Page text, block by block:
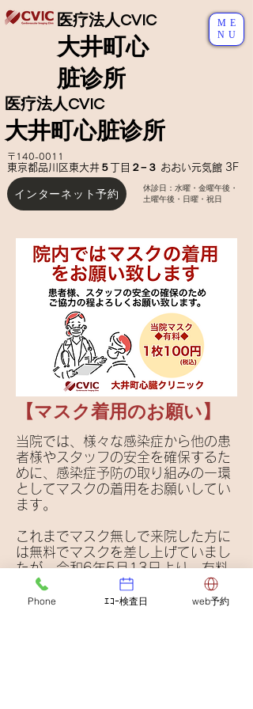
ME
NU
休診日：水曜・金曜午後 ・
土曜午後・日曜・祝日
〒140-0011
東京都品川区東大井５丁目２−３ おおい元気館 3F
インターネット予約
医疗法人CVIC
大井町心脏诊所
医疗法人CVIC
大井町心
脏诊所
【マスク着用のお願い】
当院では、様々な感染症から他の患
者様やスタッフの安全を確保するた
めに、感染症予防の取り組みの一環
としてマスクの着用をお願いしてい
ます。
これまでマスク無しで来院した方に
は無料でマスクを差し上げていまし
たが、令和6年5月13日より、有料
化いたしました。
もしマスクをお忘れの際は、
1枚
Phone ｴｺｰ検査日 web予約